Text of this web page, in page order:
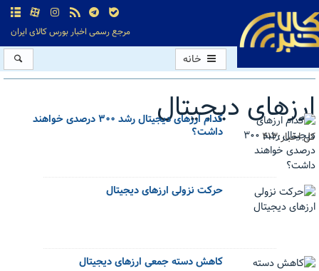
مرجع رسمی اخبار بورس کالای ایران
خانه
ارزهای دیجیتال
کل اخبار:413
کدام ارزهای دیجیتال رشد ۳۰۰ درصدی خواهند
داشت؟
حرکت نزولی ارزهای دیجیتال
کاهش دسته جمعی ارزهای دیجیتال